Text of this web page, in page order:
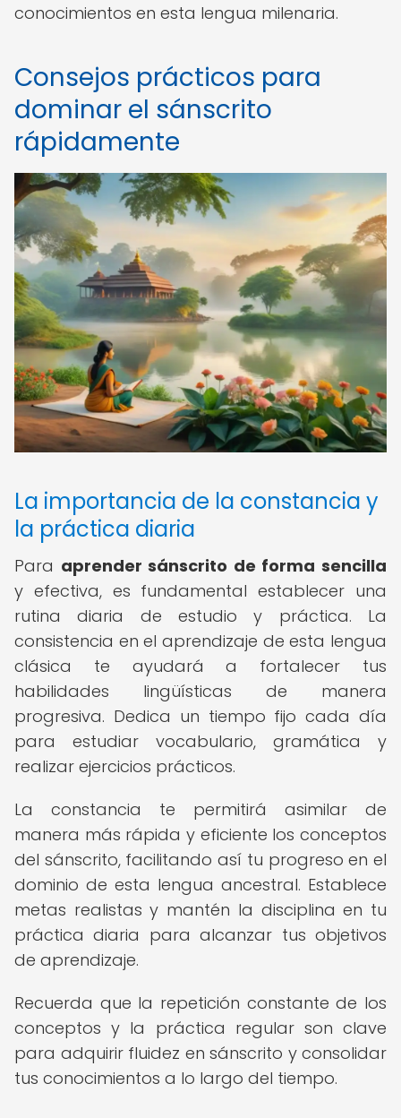
conocimientos en esta lengua milenaria.
Consejos prácticos para
dominar el sánscrito
rápidamente
La importancia de la constancia y
la práctica diaria
Para aprender sánscrito de forma sencilla
y efectiva, es fundamental establecer una
rutina diaria de estudio y práctica. La
consistencia en el aprendizaje de esta lengua
clásica te ayudará a fortalecer tus
habilidades lingüísticas de manera
progresiva. Dedica un tiempo fijo cada día
para estudiar vocabulario, gramática y
realizar ejercicios prácticos.
La constancia te permitirá asimilar de
manera más rápida y eficiente los conceptos
del sánscrito, facilitando así tu progreso en el
dominio de esta lengua ancestral. Establece
metas realistas y mantén la disciplina en tu
práctica diaria para alcanzar tus objetivos
de aprendizaje.
Recuerda que la repetición constante de los
conceptos y la práctica regular son clave
para adquirir fluidez en sánscrito y consolidar
tus conocimientos a lo largo del tiempo.